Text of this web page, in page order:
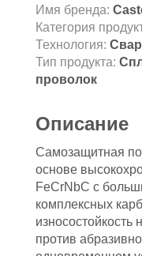
Имя бренда:
Категория
Технология:
Тип продукта:
проволок
Описание
Самозащитная
основе
FeCrNbC с
комплексных
износостойкость
против